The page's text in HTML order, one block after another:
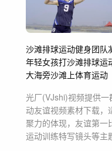
沙滩排球运动健身团队
年轻女孩打沙滩排球运
大海旁沙滩上体育运动
光厂(VJshi)视频提供一
动友谊视频素材下载，
聚力的体现，友谊第一
运动训练特写镜头等主